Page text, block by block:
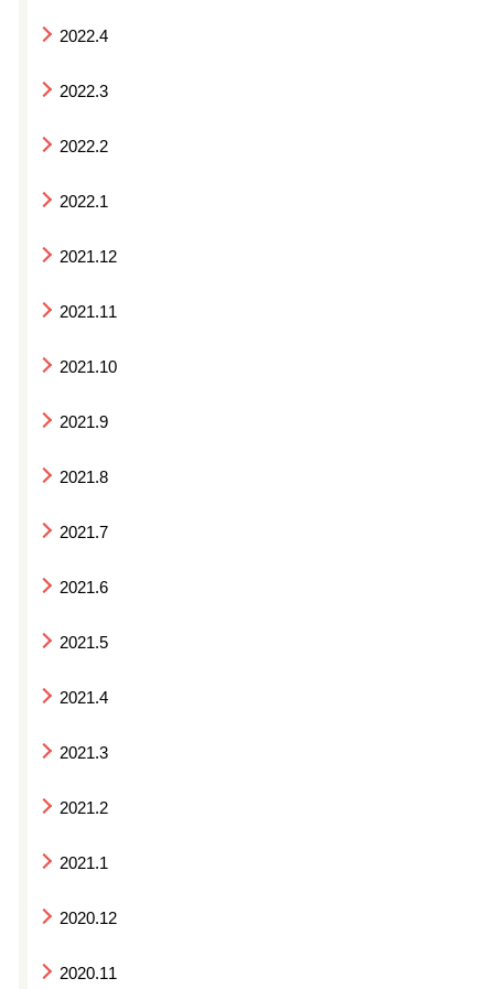
2022.4
2022.3
2022.2
2022.1
2021.12
2021.11
2021.10
2021.9
2021.8
2021.7
2021.6
2021.5
2021.4
2021.3
2021.2
2021.1
2020.12
2020.11